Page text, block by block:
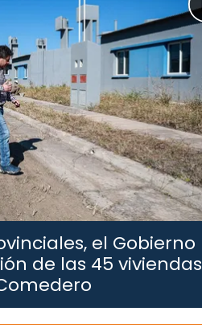
el Gobierno
de las 45 viviendas